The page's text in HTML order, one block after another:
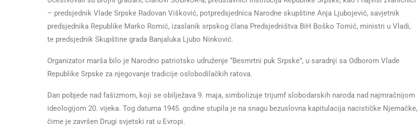
– predsjednik Vlade Srpske Radovan Višković, potpredsjednica Narodne skupštine Anja Ljubojević, savjetnik
predsjednika Republike Marko Romić, izaslanik srpskog člana Predsjedništva BiH Boško Tomić, ministri u Vladi,
te predsjednik Skupštine grada Banjaluka Ljubo Ninković.
Organizator marša bilo je Narodno patriotsko udruženje “Besmrtni puk Srpske”, u saradnji sa Odborom Vlade
Republike Srpske za njegovanje tradicije oslobodilačkih ratova.
Dan pobjede nad fašizmom, koji se obilježava 9. maja, simbolizuje trijumf slobodarskih naroda nad najmračnijom
ideologijom 20. vijeka. Tog datuma 1945. godine stupila je na snagu bezuslovna kapitulacija nacističke Njemačke,
čime je završen Drugi svjetski rat u Evropi.